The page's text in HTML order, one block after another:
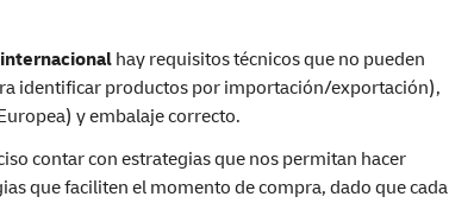
hay requisitos técnicos que no pueden
identificar productos por importación/exportación),
y embalaje correcto.
contar con estrategias que nos permitan hacer
que faciliten el momento de compra, dado que cada